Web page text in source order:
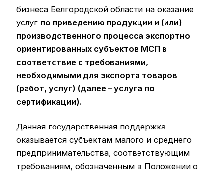
бизнеса Белгородской области на оказание
услуг по приведению продукции и (или)
производственного процесса экспортно
ориентированных субъектов МСП в
соответствие с требованиями,
необходимыми для экспорта товаров
(работ, услуг) (далее – услуга по
сертификации).
Данная государственная поддержка
оказывается субъектам малого и среднего
предпринимательства, соответствующим
требованиям, обозначенным в Положении о